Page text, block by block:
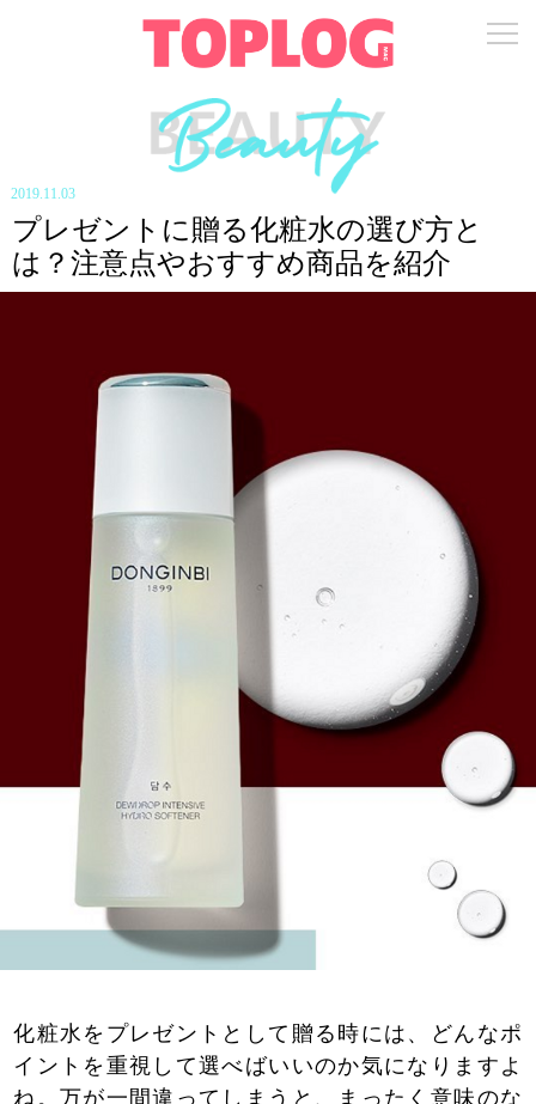
2019.11.03
プレゼントに贈る化粧水の選び方と
は？注意点やおすすめ商品を紹介
化粧水をプレゼントとして贈る時には、どんなポ
イントを重視して選べばいいのか気になりますよ
ね。万が一間違ってしまうと、まったく意味のな